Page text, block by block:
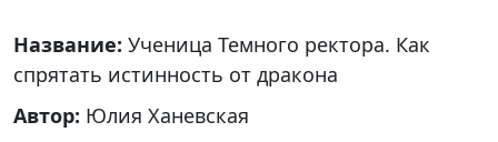
Название: Ученица Темного ректора. Как
спрятать истинность от дракона
Автор: Юлия Ханевская